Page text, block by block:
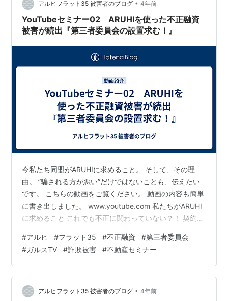
します。 www.youtube.com 一括返済請求がおかしい理
由 ①裁量権の逸脱・濫用 ②権利濫用(民法1条3項) 最後
に
アルヒフラット35 被害者のブログ • 4年前
YouTubeセミナー02 ARUHIを使った不正融資
被害が続出『第三者委員会の設置求む！』
今私たち同盟がARUHIに求めること。 そして、その理
由。 ”騙される方が悪い”だけではないことも、伝えたい
です。 こちらの動画をご覧ください。 動画の内容も簡単
に書き出しました。 www.youtube.com 私たちがARUHI
に求めること これでも不正に関わっていない？！ 契約時
契約店舗の偏り 物件の高値掴み 私も被害者かなと思った
ら
#アルヒ #フラット35 #不正融資 #第三者委員会
#ガルスTV #詐欺被害 #不動産セミナー
アルヒフラット35 被害者のブログ • 4年前